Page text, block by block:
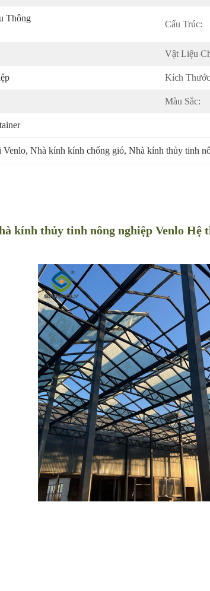
Thông
Cấu Trúc:
Vật Liệu
Kích
Màu Sắc:
Venlo, Nhà kính kính chống gió, Nhà kính thủy tinh
kính thủy tinh nông nghiệp Venlo Hệ